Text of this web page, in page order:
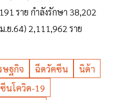
ราย กำลังรักษา 38,202
.ย.64) 2,111,962 ราย
ษฐกิจ ฉีดวัคซีน
นิด้า
นโควิด-19